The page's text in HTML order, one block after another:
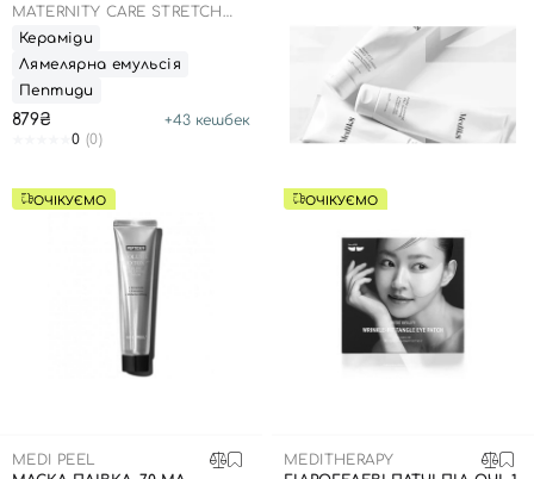
MATERNITY CARE STRETCH
MARK CREAM
Кераміди
Лямелярна емульсія
Пептиди
879₴ +43 кешбек
0 (0)
ОЧІКУЄМО
MEDI PEEL
ОЧІКУЄМО
MEDITHERAPY